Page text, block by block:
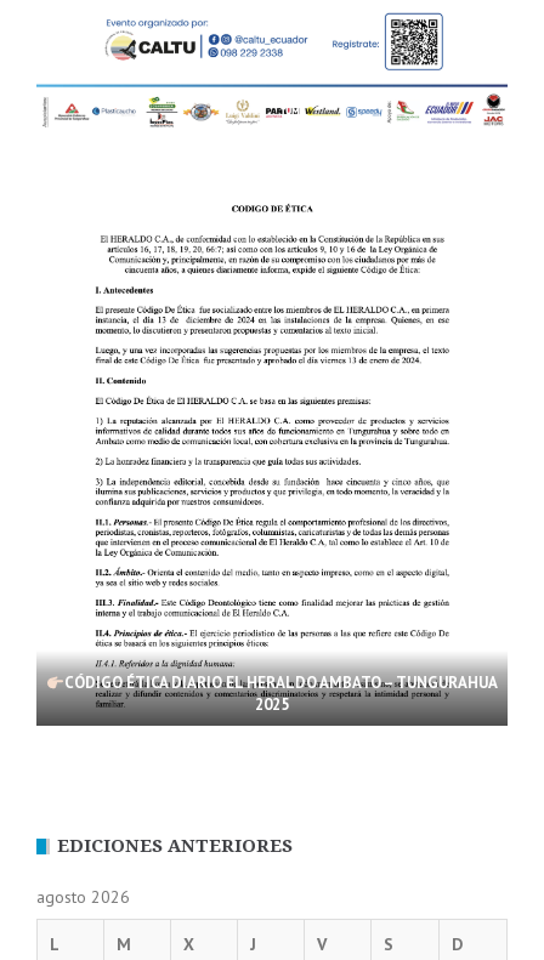
CÓDIGO ÉTICA DIARIO EL HERALDO AMBATO – TUNGURAHUA
2025
EDICIONES ANTERIORES
agosto 2026
L M X J V S D